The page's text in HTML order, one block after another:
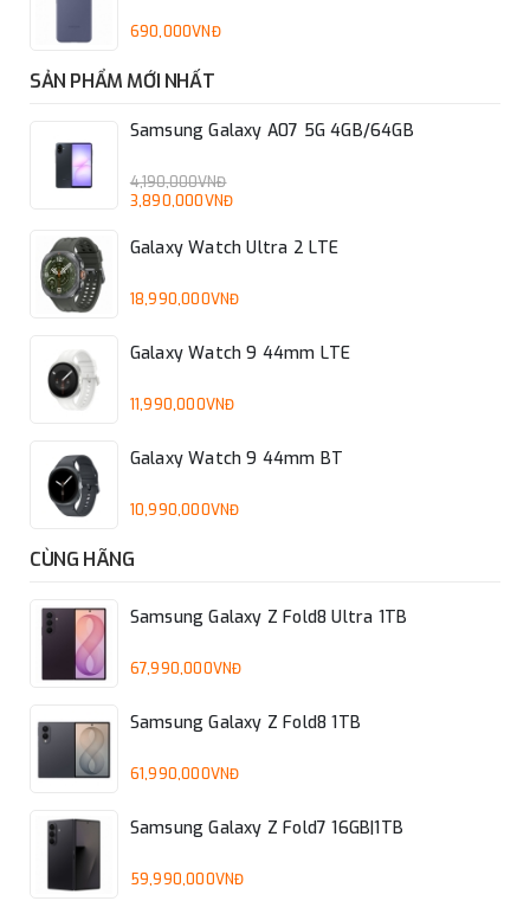
690,000VNĐ
SẢN PHẨM MỚI NHẤT
Samsung Galaxy A07 5G 4GB/64GB
4,190,000VNĐ
3,890,000VNĐ
Galaxy Watch Ultra 2 LTE
18,990,000VNĐ
Galaxy Watch 9 44mm LTE
11,990,000VNĐ
Galaxy Watch 9 44mm BT
10,990,000VNĐ
CÙNG HÃNG
Samsung Galaxy Z Fold8 Ultra 1TB
67,990,000VNĐ
Samsung Galaxy Z Fold8 1TB
61,990,000VNĐ
Samsung Galaxy Z Fold7 16GB|1TB
59,990,000VNĐ